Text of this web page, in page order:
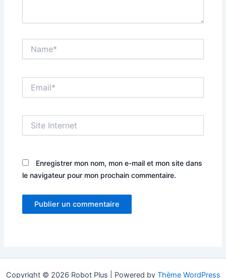
Internet
Enregistrer mon nom, mon e-mail et mon site dans
le navigateur pour mon prochain commentaire.
Copyright © 2026 Robot Plus | Powered by Thème WordPress